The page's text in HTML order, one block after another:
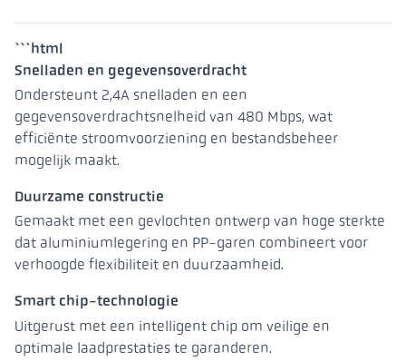
```html
Snelladen en gegevensoverdracht
Ondersteunt 2,4A snelladen en een
gegevensoverdrachtsnelheid van 480 Mbps, wat
efficiënte stroomvoorziening en bestandsbeheer
mogelijk maakt.
Duurzame constructie
Gemaakt met een gevlochten ontwerp van hoge sterkte
dat aluminiumlegering en PP-garen combineert voor
verhoogde flexibiliteit en duurzaamheid.
Smart chip-technologie
Uitgerust met een intelligent chip om veilige en
optimale laadprestaties te garanderen.